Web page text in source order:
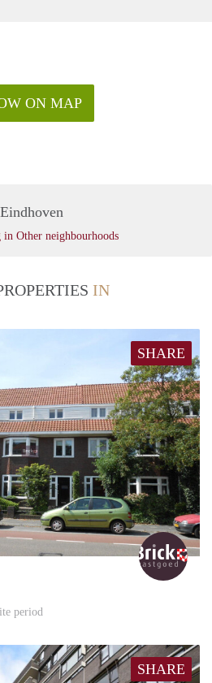
ON MAP
Other neighbourhoods
IN
SHARE
Brick
period
SHARE